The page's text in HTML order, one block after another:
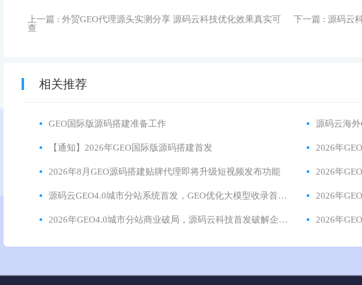
上一篇 : 外贸GEO代理源头实测分享 源码云科技优化效果真实可
查
下一篇 : 源码云
相关推荐
GEO国际版源码搭建准备工作 源码云海
【通知】2026年GEO国际版源码搭建首发 2026年
2026年8月GEO源码搭建贴牌代理即将升级短视频发布功能 2026年
源码云GEO4.0城市分站系统首发，GEO优化大模型收录首选信源，重构 AI 获客底层逻辑
2026年GEO4.0城市分站商业破局，源码云科技首发破解企业获客难困境